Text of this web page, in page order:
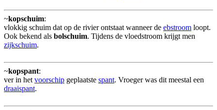
~kopschuim:
vlokkig schuim dat op de rivier ontstaat wanneer de ebstroom loopt.
Ook bekend als bolschuim. Tijdens de vloedstroom krijgt men
zijkschuim.
~kopspant:
ver in het voorschip geplaatste spant. Vroeger was dit meestal een
draaispant.